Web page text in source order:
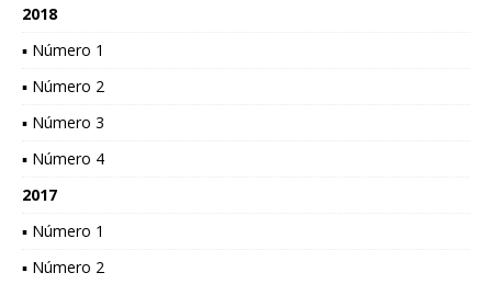
2018
▪ Número 1
▪ Número 2
▪ Número 3
▪ Número 4
2017
▪ Número 1
▪ Número 2